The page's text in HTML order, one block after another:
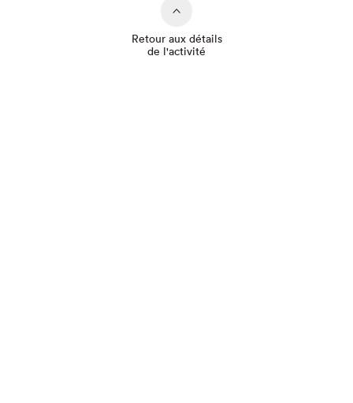
Retour aux détails
de l'activité